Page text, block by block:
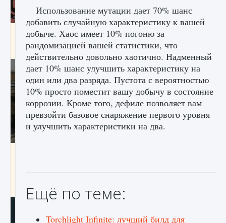
Входят ли «Милан» и «Интер» в EA FC 25
9 августа 2024 2 064 0 1
Использование мутации дает 70% шанс
добавить случайную характеристику к вашей
добыче. Хаос имеет 10% погоню за
рандомизацией вашей статистики, что
действительно довольно хаотично. Надменный
дает 10% шанс улучшить характеристику на
один или два разряда. Пустота с вероятностью
10% просто поместит вашу добычу в состояние
коррозии. Кроме того, дефиле позволяет вам
превзойти базовое снаряжение первого уровня
и улучшить характеристики на два.
Ещё по теме:
Torchlight Infinite: лучший билд для